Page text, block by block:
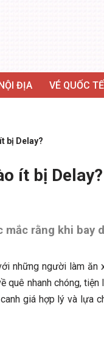
ĐỊA VÉ QUỐC TẾ
bị Delay?
ít bị Delay?
mắc rằng khi bay
những người làm
quê nhanh chóng,
giá hợp lý và lựa